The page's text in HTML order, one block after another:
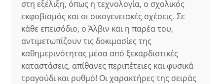
στη εξέλιξη, όπως η τεχνολογία, ο σχολικός
εκφοβισμός και οι οικογενειακές σχέσεις. Σε
κάθε επεισόδιο, ο Άλβιν και η παρέα του,
αντιμετωπίζουν τις δοκιμασίες της
καθημερινότητας μέσα από ξεκαρδιστικές
καταστάσεις, απίθανες περιπέτειες και φυσικά
τραγούδι και ρυθμό! Οι χαρακτήρες της σειράς